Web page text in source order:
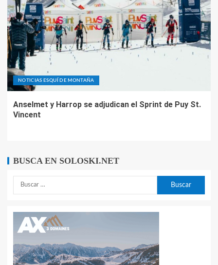
NOTICIAS ESQUÍ DE MONTAÑA
Anselmet y Harrop se adjudican el Sprint de Puy St.
Vincent
BUSCA EN SOLOSKI.NET